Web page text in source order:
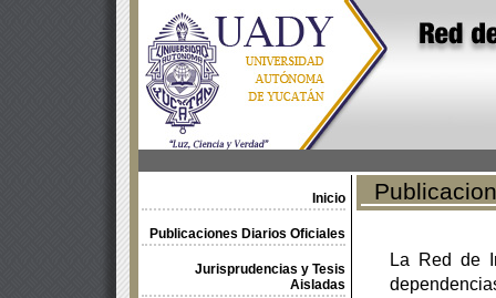
Inicio
Publicaciones Diarios Oficiales
Jurisprudencias y Tesis
Aisladas
La Red de